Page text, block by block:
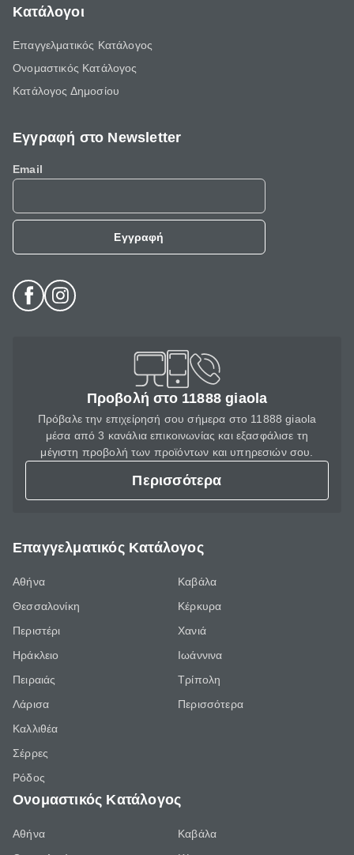
Κατάλογοι
Επαγγελματικός Κατάλογος
Ονομαστικός Κατάλογος
Κατάλογος Δημοσίου
Εγγραφή στο Newsletter
Email
Εγγραφή
Προβολή στο 11888 giaola
Πρόβαλε την επιχείρησή σου σήμερα στο 11888 giaola
μέσα από 3 κανάλια επικοινωνίας και εξασφάλισε τη
μέγιστη προβολή των προϊόντων και υπηρεσιών σου.
Περισσότερα
Επαγγελματικός Κατάλογος
Αθήνα
Θεσσαλονίκη
Περιστέρι
Ηράκλειο
Πειραιάς
Λάρισα
Καλλιθέα
Σέρρες
Ρόδος
Καβάλα
Κέρκυρα
Χανιά
Ιωάννινα
Τρίπολη
Περισσότερα
Ονομαστικός Κατάλογος
Αθήνα
Καβάλα